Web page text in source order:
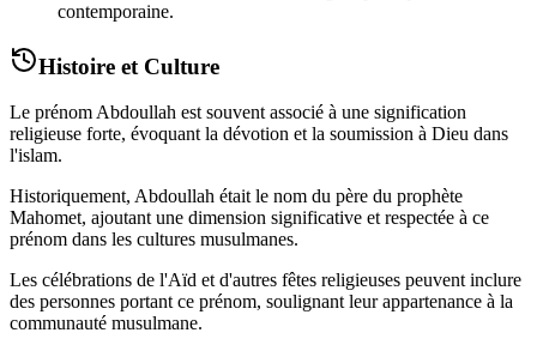
contemporaine.
Histoire et Culture
Le prénom Abdoullah est souvent associé à une signification
religieuse forte, évoquant la dévotion et la soumission à Dieu dans
l'islam.
Historiquement, Abdoullah était le nom du père du prophète
Mahomet, ajoutant une dimension significative et respectée à ce
prénom dans les cultures musulmanes.
Les célébrations de l'Aïd et d'autres fêtes religieuses peuvent inclure
des personnes portant ce prénom, soulignant leur appartenance à la
communauté musulmane.